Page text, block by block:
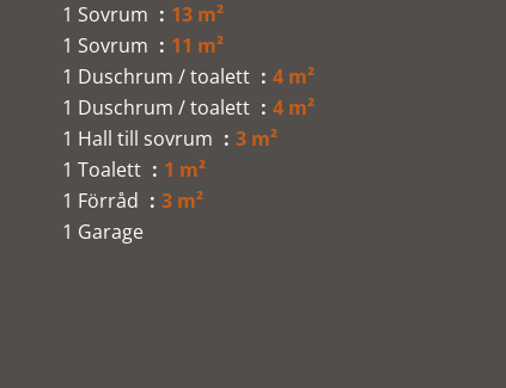
1 Sovrum
13 m²
1 Sovrum
11 m²
1 Duschrum / toalett
4 m²
1 Duschrum / toalett
4 m²
1 Hall till sovrum
3 m²
1 Toalett
1 m²
1 Förråd
3 m²
1 Garage